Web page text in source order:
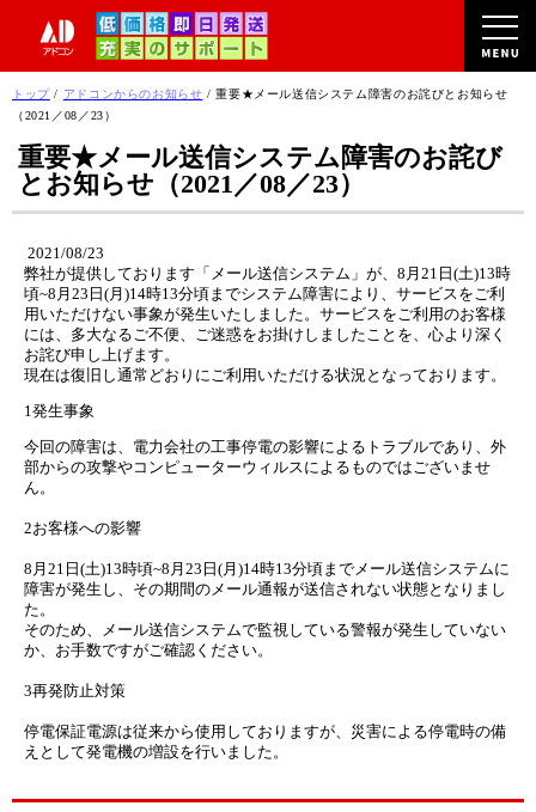
このページの本文へ
現
在
位
置：
トップ/ アドコンからのお知らせ /重要★メール送信システム障害のお詫びとお知らせ
（2021／08／23）
重要★メール送信システム障害のお詫び
とお知らせ（2021／08／23）
2021/08/23
弊社が提供しております「メール送信システム」が、8月21日(土)13時
頃~8月23日(月)14時13分頃までシステム障害により、サービスをご利
用いただけない事象が発生いたしました。サービスをご利用のお客様
には、多大なるご不便、ご迷惑をお掛けしましたことを、心より深く
お詫び申し上げます。
現在は復旧し通常どおりにご利用いただける状況となっております。
1発生事象
今回の障害は、電力会社の工事停電の影響によるトラブルであり、外
部からの攻撃やコンピューターウィルスによるものではございませ
ん。
2お客様への影響
8月21日(土)13時頃~8月23日(月)14時13分頃までメール送信システムに
障害が発生し、その期間のメール通報が送信されない状態となりまし
た。
そのため、メール送信システムで監視している警報が発生していない
か、お手数ですがご確認ください。
3再発防止対策
停電保証電源は従来から使用しておりますが、 災害による停電時の備
えとして発電機の増設を行いました。